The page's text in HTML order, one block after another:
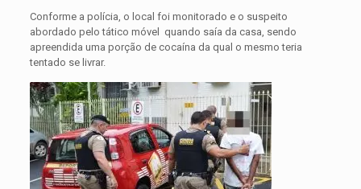
Conforme a polícia, o local foi monitorado e o suspeito
abordado pelo tático móvel quando saía da casa, sendo
apreendida uma porção de cocaína da qual o mesmo teria
tentado se livrar.